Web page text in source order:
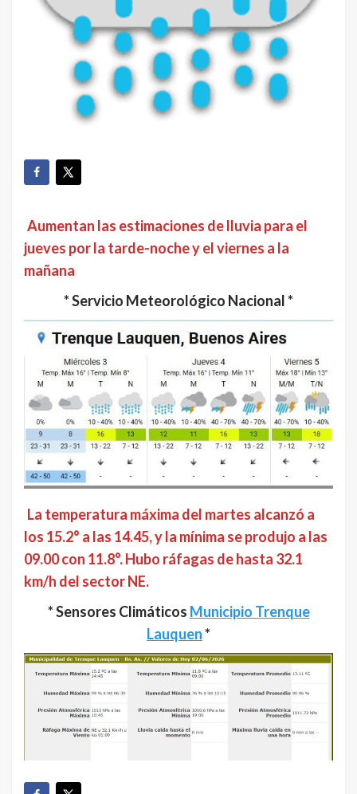
Aumentan las estimaciones de lluvia para el
jueves por la tarde-noche y el viernes a la
mañana
* Servicio Meteorológico Nacional *
La temperatura máxima del martes alcanzó a
los 15.2° a las 14.45, y la mínima se produjo a las
09.00 con 11.8°. Hubo ráfagas de hasta 32.1
km/h del sector NE.
* Sensores Climáticos Municipio Trenque
Lauquen*